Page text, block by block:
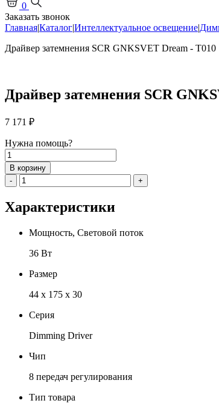
0
Заказать звонок
Главная|Каталог|Интеллектуальное освещение|
Драйвер затемнения SCR GNKSVET Dream - T010
Драйвер затемнения SCR
7 171 ₽
Нужна помощь?
Количество
товара
Драйвер
затемнения
GNKSVET
В корзину
-
+
Характеристики
Мощность, Световой поток
36 Вт
Размер
44 x 175 x 30
Серия
Dimming Driver
Чип
8 передач регулирования
Тип товара